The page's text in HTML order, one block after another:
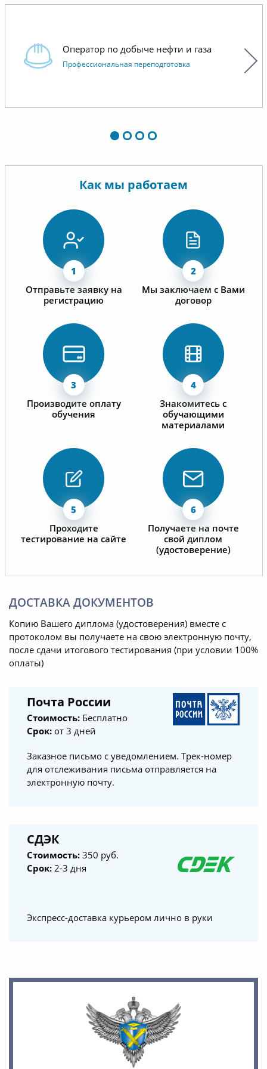
Оператор по добыче нефти и газа
Профессиональная переподготовка
Как мы работаем
Отправьте заявку на
регистрацию
Мы заключаем с Вами
договор
Производите оплату
обучения
Знакомитесь с
обучающими
материалами
Проходите
тестирование на сайте
Получаете на почте
свой диплом
(удостоверение)
ДОСТАВКА ДОКУМЕНТОВ
Копию Вашего диплома (удостоверения) вместе с
протоколом вы получаете на свою электронную почту,
после сдачи итогового тестирования (при условии 100%
оплаты)
Почта России
Стоимость: Бесплатно
Срок: от 3 дней
Заказное письмо с уведомлением. Трек-номер
для отслеживания письма отправляется на
электронную почту.
СДЭК
Стоимость: 350 руб.
Срок: 2-3 дня
Экспресс-доставка курьером лично в руки